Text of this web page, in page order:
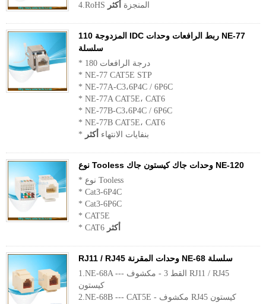
4.RoHS المنجزة أكثر
المزدوجة 110 IDC ربط الرافعات وحدات NE-77
سلسلة
* 180 درجة الرافعات
* NE-77 CAT5E STP
* NE-77A-C3،6P4C / 6P6C
* NE-77A CAT5E، CAT6
* NE-77B-C3،6P4C / 6P6C
* NE-77B CAT5E، CAT6
* بنفايات الانتهاء أكثر
نوع Tooless وحدات جاك كيستون جاك NE-120
* نوع Tooless
* Cat3-6P4C
* Cat3-6P6C
* CAT5E
* CAT6 أكثر
RJ11 / RJ45 وحدات المقرنة NE-68 سلسلة
1.NE-68A --- القط 3 - مكشوف RJ11 / RJ45
كيستون
2.NE-68B --- CAT5E - مكشوف RJ45 كيستون